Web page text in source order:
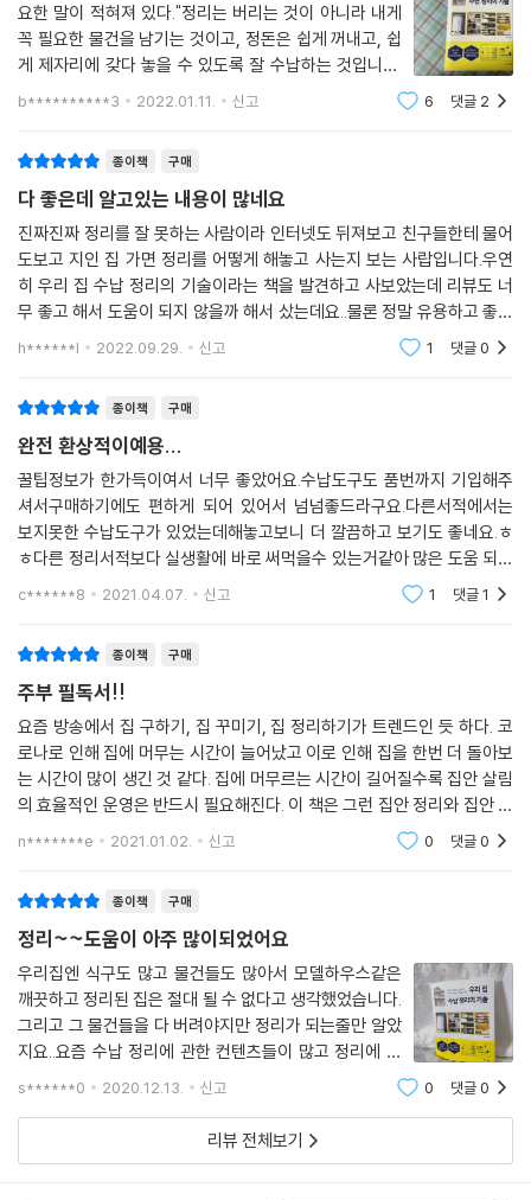
요한 말이 적혀져 있다."정리는 버리는 것이 아니라 내게
꼭 필요한 물건을 남기는 것이고, 정돈은 쉽게 꺼내고, 쉽
게 제자리에 갖다 놓을 수 있도록 잘 수납하는 것입니다.
그래서 정리와 정돈은 같이 이루어져야 합니다."내가 제
b**********3 2022.01.11. 신고 6 댓글 2
종이책 구매
다 좋은데 알고있는 내용이 많네요
진짜진짜 정리를 잘 못하는 사람이라 인터넷도 뒤져보고 친구들한테 물어
도보고 지인 집 가면 정리를 어떻게 해놓고 사는지 보는 사랍입니다.우연
히 우리 집 수납 정리의 기술이라는 책을 발견하고 사보았는데 리뷰도 너
무 좋고 해서 도움이 되지 않을까 해서 샀는데요..물론 정말 유용하고 좋은
내용들이 많아요하지만 제가 알고 있는 내용들이 많아서 새로 보는 내용은
h******l 2022.09.29. 신고 1 댓글0
종이책 구매
완전 환상적이예용...
꿀팁정보가 한가득이여서 너무 좋았어요.수납도구도 품번까지 기입해주
셔서구매하기에도 편하게 되어 있어서 넘넘좋드라구요.다른서적에서는
보지못한 수납도구가 있었는데해놓고보니 더 깔끔하고 보기도 좋네요.ㅎ
ㅎ다른 정리서적보다 실생활에 바로 써먹을수 있는거같아 많은 도움 되고
좋았어요!!!꼭 읽어보시길 강력 추천합니다♡♡♡정리정돈의 꿀팁들로
c******8 2021.04.07. 신고 1 댓글1
종이책 구매
주부 필독서!!
요즘 방송에서 집 구하기, 집 꾸미기, 집 정리하기가 트렌드인 듯 하다. 코
로나로 인해 집에 머무는 시간이 늘어났고 이로 인해 집을 한번 더 돌아보
는 시간이 많이 생긴 것 같다. 집에 머무르는 시간이 길어질수록 집안 살림
의 효율적인 운영은 반드시 필요해진다. 이 책은 그런 집안 정리와 집안 일
의 효율 극대화를 여러 수납도구와 함께 보여주는 진정한 실용서인 것 같
n*******e 2021.01.02. 신고 0 댓글0
종이책 구매
정리~~도움이 아주 많이되었어요
우리집엔 식구도 많고 물건들도 많아서 모델하우스같은
깨끗하고 정리된 집은 절대 될 수 없다고 생각했었습니다.
그리고 그 물건들을 다 버려야지만 정리가 되는줄만 알았
지요..요즘 수납 정리에 관한 컨텐츠들이 많고 정리에 대
한 중요성이 대두되면서 나도 할수 있을까하는 생각에 이
면서 우리집엔 물건이 많은게 아니라 내가
s******0 2020.12.13. 신고 0 댓글0
리뷰 전체보기